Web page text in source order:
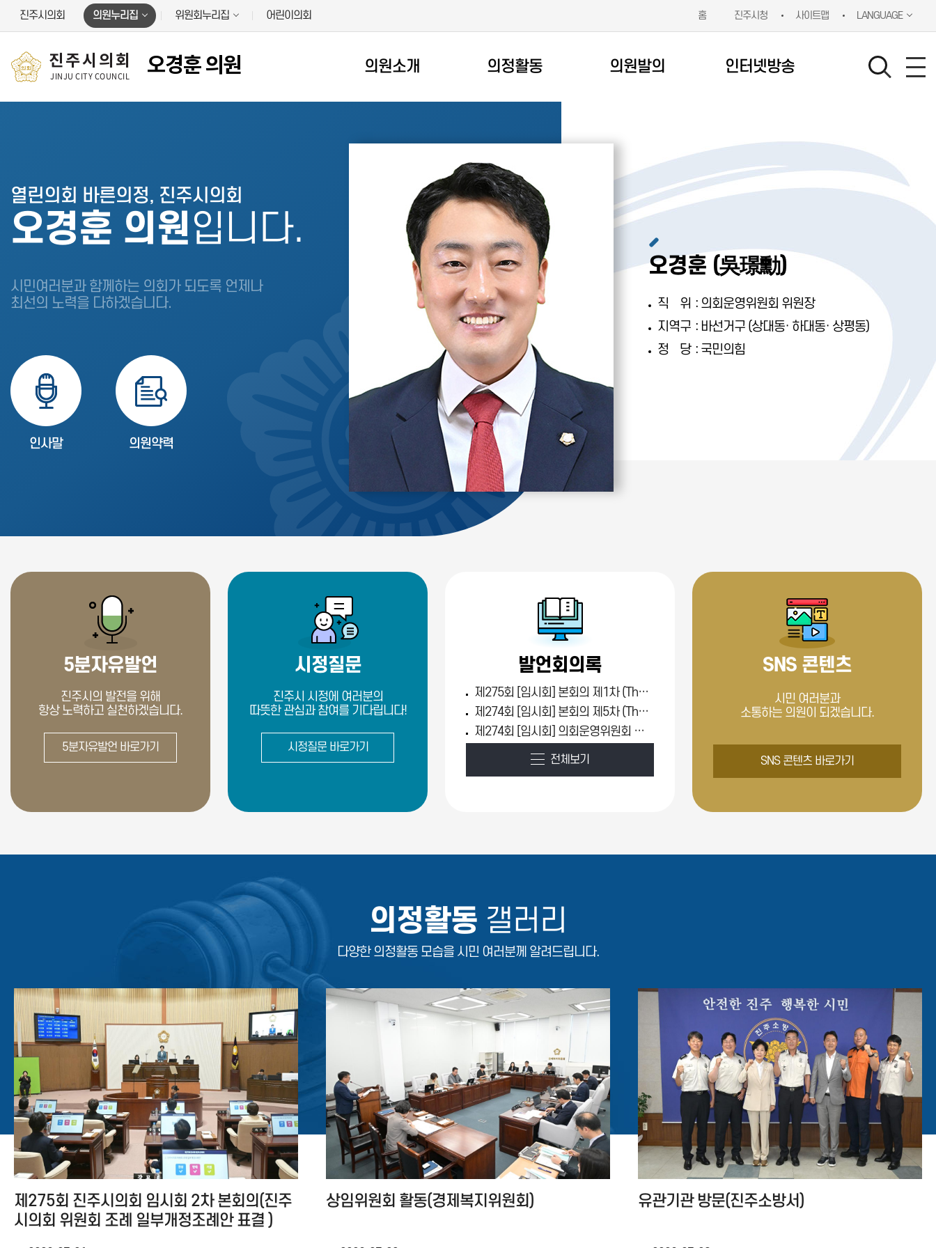
진주시의회 의원누리집 위원회누리집 어린이의회 홈 진주시청 사이트맵 LANGUAGE
진주시의회 오경훈 의원
JINJU CITY COUNCIL
의원소개 의정활동 의원발의 인터넷방송
열린의회 바른의정, 진주시의회
오경훈 의원입니다.
시민여러분과 함께하는 의회가 되도록 언제나
최선의 노력을 다하겠습니다.
오경훈 (吳璟勳)
직위
: 의회운영위원회 위원장
지역구 : 바선거구 (상대동· 하대동· 상평동)
정당
: 국민의힘
인사말 의원약력
5분자유발언
진주시의 발전을 위해
항상 노력하고 실천하겠습니다.
5분자유발언 바로가기
시정질문
진주시 시정에 여러분의
따뜻한 관심과 참여를 기다립니다!
시정질문 바로가기
발언회의록
제275회 [임시회] 본회의 제1차 (Thu Jul 23 00:00:00 KST 2026)
제274회 [임시회] 본회의 제5차 (Thu Jul 16 00:00:00 KST 2026)
제274회 [임시회] 의회운영위원회 제1차 (Thu Jul 16 00:00:00 KST 2026)
전체보기
SNS 콘텐츠
시민 여러분과
소통하는 의원이 되겠습니다.
SNS 콘텐츠 바로가기
의정활동 갤러리
다양한 의정활동 모습을 시민 여러분께 알려드립니다.
제275회 진주시의회 임시회 2차 본회의(진주
시의회 위원회 조례 일부개정조례안 표결 )
상임위원회 활동(경제복지위원회) 유관기관 방문(진주소방서)